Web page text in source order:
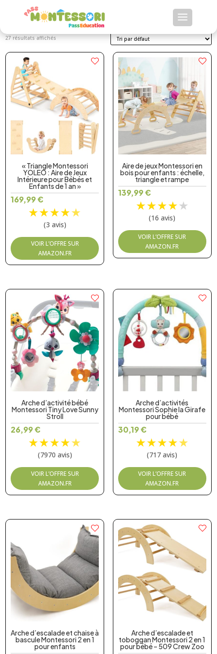
Recherche
produits
Arche bébé Montessori
27 résultats affichés
« Triangle Montessori
YOLEO : Aire de Jeux
Intérieure pour Bébés et
Enfants de 1 an »
169,99€
★★★★★
(3 avis)
VOIR L’OFFRE SUR
AMAZON.FR
Aire de jeux Montessori en
bois pour enfants : échelle,
triangle et rampe
139,99€
★★★★★
(16 avis)
VOIR L’OFFRE SUR
AMAZON.FR
Arche d’activité bébé
Montessori Tiny Love Sunny
Stroll
26,99€
★★★★★
(7970 avis)
VOIR L’OFFRE SUR
AMAZON.FR
Arche d’activités
Montessori Sophie la Girafe
pour bébé
30,19€
★★★★★
(717 avis)
VOIR L’OFFRE SUR
AMAZON.FR
Arche d’escalade et chaise à
bascule Montessori 2 en 1
pour enfants
Arche d’escalade et
toboggan Montessori 2 en 1
pour bébé – 509 Crew Zoo